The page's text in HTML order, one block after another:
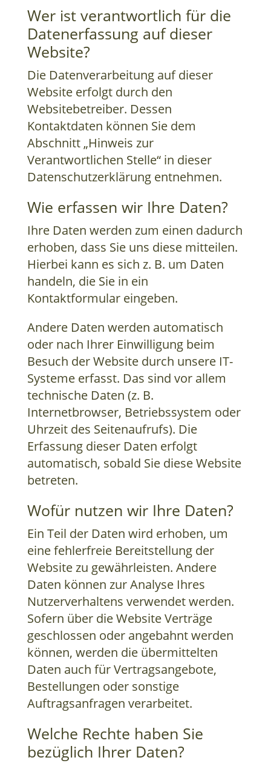
Wer ist verantwortlich für die
Datenerfassung auf dieser
Website?
Die Datenverarbeitung auf dieser
Website erfolgt durch den
Websitebetreiber. Dessen
Kontaktdaten können Sie dem
Abschnitt „Hinweis zur
Verantwortlichen Stelle“ in dieser
Datenschutzerklärung entnehmen.
Wie erfassen wir Ihre Daten?
Ihre Daten werden zum einen dadurch
erhoben, dass Sie uns diese mitteilen.
Hierbei kann es sich z. B. um Daten
handeln, die Sie in ein
Kontaktformular eingeben.
Andere Daten werden automatisch
oder nach Ihrer Einwilligung beim
Besuch der Website durch unsere IT-
Systeme erfasst. Das sind vor allem
technische Daten (z. B.
Internetbrowser, Betriebssystem oder
Uhrzeit des Seitenaufrufs). Die
Erfassung dieser Daten erfolgt
automatisch, sobald Sie diese Website
betreten.
Wofür nutzen wir Ihre Daten?
Ein Teil der Daten wird erhoben, um
eine fehlerfreie Bereitstellung der
Website zu gewährleisten. Andere
Daten können zur Analyse Ihres
Nutzerverhaltens verwendet werden.
Sofern über die Website Verträge
geschlossen oder angebahnt werden
können, werden die übermittelten
Daten auch für Vertragsangebote,
Bestellungen oder sonstige
Auftragsanfragen verarbeitet.
Welche Rechte haben Sie
bezüglich Ihrer Daten?